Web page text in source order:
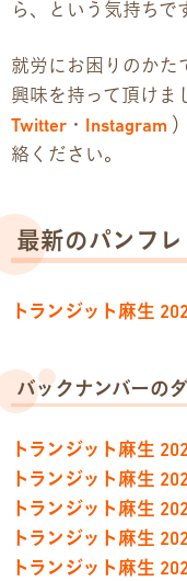
ら、という気持ちで
就労にお困りのかた
興味を持って頂けま
Twitter ・ Instagram
絡ください。
最新のパンフ
トランジット麻生
バックナンバーの
トランジット麻生
トランジット麻生
トランジット麻生
トランジット麻生
トランジット麻生